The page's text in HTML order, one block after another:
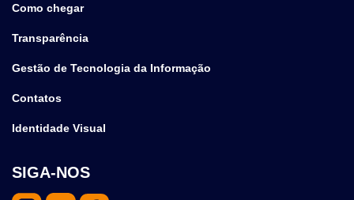
Como chegar
Transparência
Gestão de Tecnologia da Informação
Contatos
Identidade Visual
SIGA-NOS